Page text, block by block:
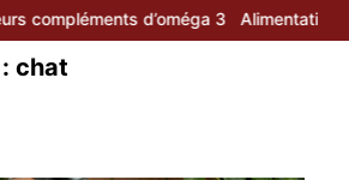
3 Alimentation équilibrée : ses
chat
Vitalité au quotidien : découvrez notre
banc d’essai 2026 des 9 meilleurs